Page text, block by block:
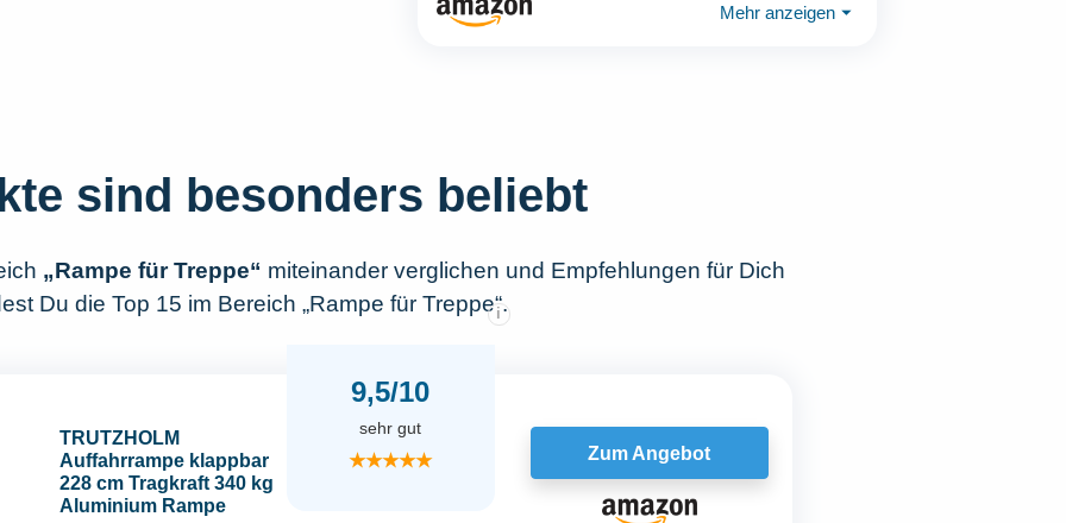
Mehr anzeigen ⏷
sind besonders beliebt
„Rampe für Treppe“ miteinander verglichen und Empfehlungen für Dich
Du die Top 15 im Bereich „Rampe für Treppe“.
TRUTZHOLM
Auffahrrampe klappbar
228 cm Tragkraft 340 kg
Aluminium Rampe
9,5/10
i
sehr gut
★★★★★ Zum Angebot